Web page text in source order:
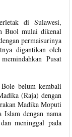
di Sulawesi,
Buol mulai dikenal
permaisurinya
digantikan oleh
Pusat
belum kembali
(Raja) dengan
Madika Moputi
Islam dengan nama
meninggal pada